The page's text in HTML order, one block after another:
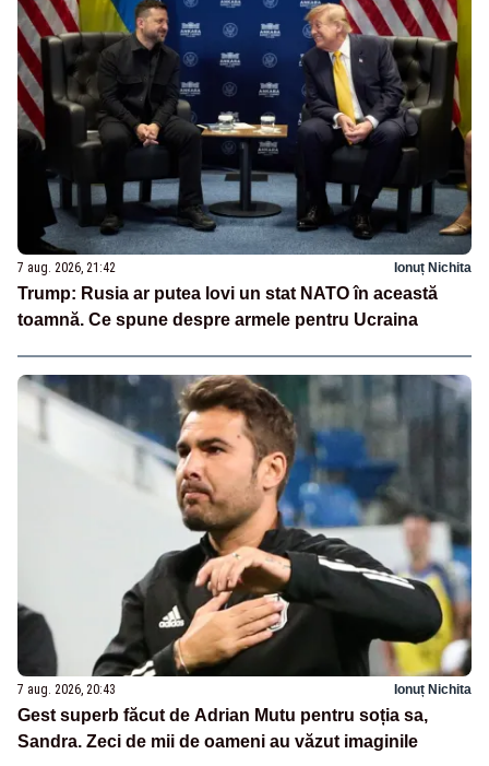
7 aug. 2026, 21:42 Ionuț Nichita
Trump: Rusia ar putea lovi un stat NATO în această
toamnă. Ce spune despre armele pentru Ucraina
7 aug. 2026, 20:43 Ionuț Nichita
Gest superb făcut de Adrian Mutu pentru soția sa,
Sandra. Zeci de mii de oameni au văzut imaginile